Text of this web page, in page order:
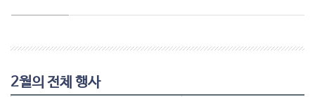
2월의 전체 행사